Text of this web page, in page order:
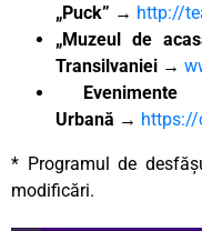
„Puck” → http://
„Muzeul de
Transilvaniei →
Evenimente
Urbană → https://
* Programul de
modificări.